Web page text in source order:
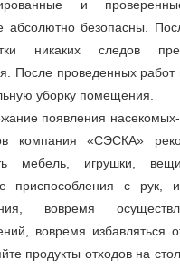
и
абсолютно безопасны.
никаких следов
После проведенных
уборку помещения.
появления
компания «СЭСКА»
мебель, игрушки,
приспособления с рук,
вовремя
вовремя избавляться
продукты отходов на